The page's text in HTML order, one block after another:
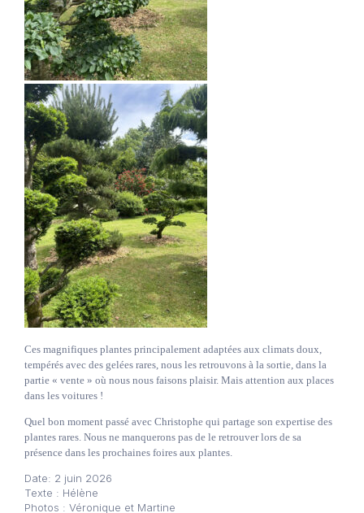
Ces magnifiques plantes principalement adaptées aux climats doux,
tempérés avec des gelées rares, nous les retrouvons à la sortie, dans la
partie « vente » où nous nous faisons plaisir. Mais attention aux places
dans les voitures !
Quel bon moment passé avec Christophe qui partage son expertise des
plantes rares. Nous ne manquerons pas de le retrouver lors de sa
présence dans les prochaines foires aux plantes.
Date: 2 juin 2026
Texte : Hélène
Photos : Véronique et Martine